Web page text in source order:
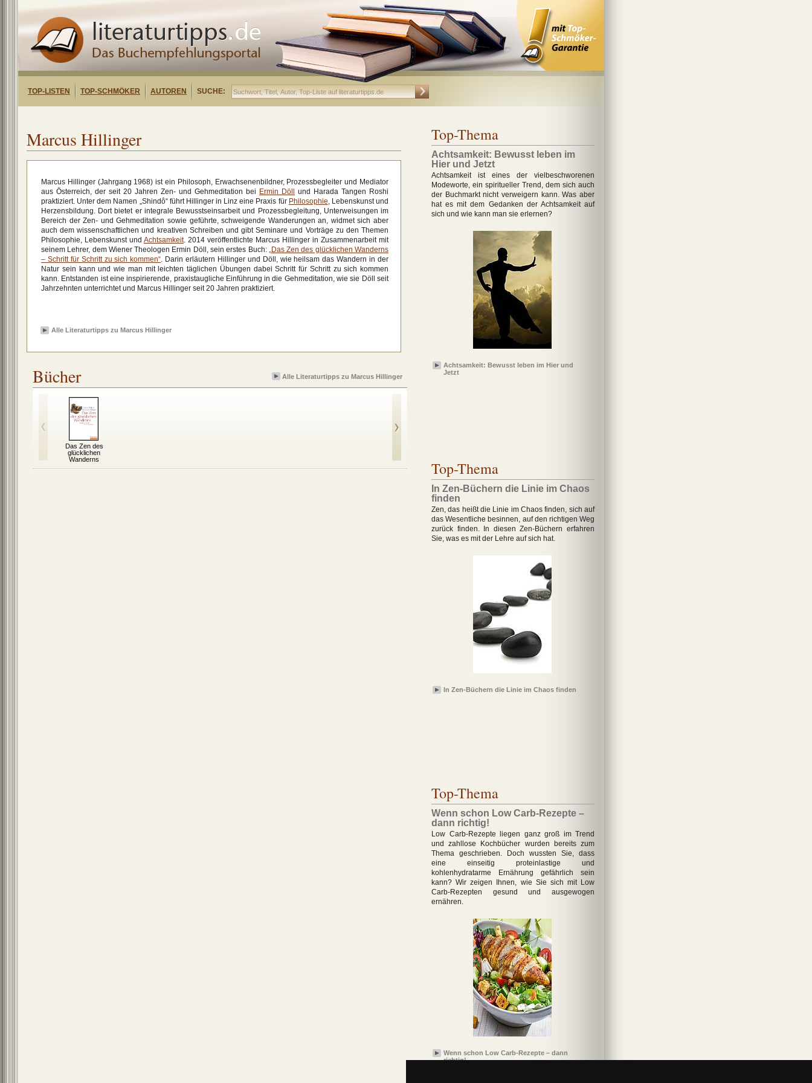
TOP-LISTEN TOP-SCHMÖKER AUTOREN SUCHE:
Marcus Hillinger
Marcus Hillinger (Jahrgang 1968) ist ein Philosoph, Erwachsenenbildner, Prozessbegleiter und Mediator
aus Österreich, der seit 20 Jahren Zen- und Gehmeditation bei Ermin Döll
und Harada Tangen Roshi
praktiziert. Unter dem Namen „Shindô“ führt Hillinger in Linz eine Praxis für Philosophie, Lebenskunst und
Herzensbildung. Dort bietet er integrale Bewusstseinsarbeit und Prozessbegleitung, Unterweisungen im
Bereich der Zen- und Gehmeditation sowie geführte, schweigende Wanderungen an, widmet sich aber
auch dem wissenschaftlichen und kreativen Schreiben und gibt Seminare und Vorträge zu den Themen
Philosophie, Lebenskunst und Achtsamkeit. 2014 veröffentlichte Marcus Hillinger in Zusammenarbeit mit
seinem Lehrer, dem Wiener Theologen Ermin Döll, sein erstes Buch: „Das Zen des glücklichen Wanderns
– Schritt für Schritt zu sich kommen“. Darin erläutern Hillinger und Döll, wie heilsam das Wandern in der
Natur sein kann und wie man mit leichten täglichen Übungen dabei Schritt für Schritt zu sich kommen
kann. Entstanden ist eine inspirierende, praxistaugliche Einführung in die Gehmeditation, wie sie Döll seit
Jahrzehnten unterrichtet und Marcus Hillinger seit 20 Jahren praktiziert.
Alle Literaturtipps zu Marcus Hillinger
Bücher Alle Literaturtipps zu Marcus Hillinger
Das Zen des
glücklichen
Wanderns
Top-Thema
Achtsamkeit: Bewusst leben im
Hier und Jetzt
Achtsamkeit ist eines der vielbeschworenen
Modeworte, ein spiritueller Trend, dem sich auch
der Buchmarkt nicht verweigern kann. Was aber
hat es mit dem Gedanken der Achtsamkeit auf
sich und wie kann man sie erlernen?
Achtsamkeit: Bewusst leben im Hier und
Jetzt
Top-Thema
In Zen-Büchern die Linie im Chaos
finden
Zen, das heißt die Linie im Chaos finden, sich auf
das Wesentliche besinnen, auf den richtigen Weg
zurück finden. In diesen Zen-Büchern erfahren
Sie, was es mit der Lehre auf sich hat.
In Zen-Büchern die Linie im Chaos finden
Top-Thema
Wenn schon Low Carb-Rezepte –
dann richtig!
Low Carb-Rezepte liegen ganz groß im Trend
und zahllose Kochbücher wurden bereits zum
Thema geschrieben. Doch wussten Sie, dass
eine einseitig proteinlastige und
kohlenhydratarme Ernährung gefährlich sein
kann? Wir zeigen Ihnen, wie Sie sich mit Low
Carb-Rezepten gesund und ausgewogen
ernähren.
Wenn schon Low Carb-Rezepte – dann
richtig!